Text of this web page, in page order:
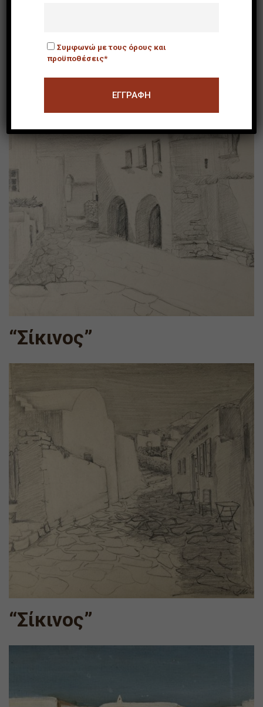
“Σίκινος”
“Σίκινος”
“Σίκινος”
Συμφωνώ με τους όρους και
προϋποθέσεις*